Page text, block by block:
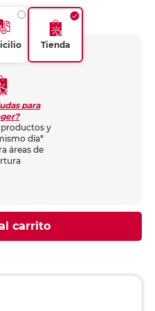
Tienda
para
y
día*
áreas de
carrito